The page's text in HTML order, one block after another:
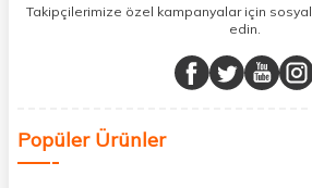
sunuyoruz.
buluşturuyor ve online alışveriş deneyiminizi
Sağlık, güzellik ve iyi yaşam için aradığınız her
değer katmak için bize
Takipçilerimize özel kampanyalar için
edin.
Popüler Ürünler